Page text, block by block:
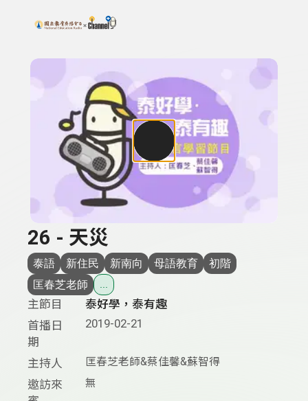
上方功能區塊
搜尋關鍵字：可輸入節目名稱、主持人或關鍵字
26 - 天災
泰語 新住民 新南向 母語教育
初階
匡春芝老師
...
主節目
泰好學，泰有趣
首播日
期
2019-02-21
主持人 匡春芝老師&蔡佳馨&蘇智得
邀訪來
無